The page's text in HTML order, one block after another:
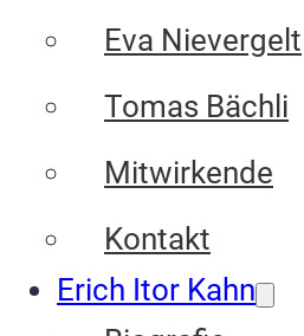
Eva Nievergelt
Tomas Bächli
Mitwirkende
Kontakt
Erich Itor Kahn